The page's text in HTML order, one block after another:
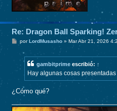
Re: Dragon Ball Sparking!
M
s
porLordMusasho» Mar Abr 21, 2026
gambitprimeescribió: ↑
Hay algunas cosas
¿Cómo qué?